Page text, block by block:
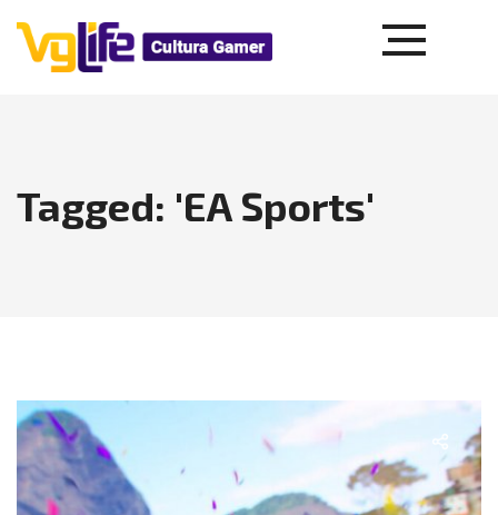
Tagged: 'EA Sports'